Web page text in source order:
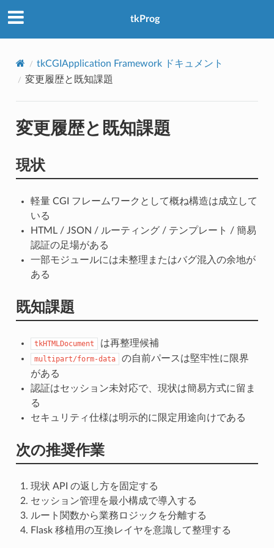
tkProg
tkCGIApplication Framework ドキュメント
変更履歴と既知課題
変更履歴と既知課題
現状
軽量 CGI フレームワークとして概ね構造は成立して
いる
HTML / JSON / ルーティング / テンプレート / 簡易
認証の足場がある
一部モジュールには未整理またはバグ混入の余地が
ある
既知課題
tkHTMLDocument は再整理候補
multipart/form-data
の自前パースは堅牢性に限界
がある
認証はセッション未対応で、現状は簡易方式に留ま
る
セキュリティ仕様は明示的に限定用途向けである
次の推奨作業
現状 API の返し方を固定する
セッション管理を最小構成で導入する
ルート関数から業務ロジックを分離する
Flask 移植用の互換レイヤを意識して整理する
アクセス数：0